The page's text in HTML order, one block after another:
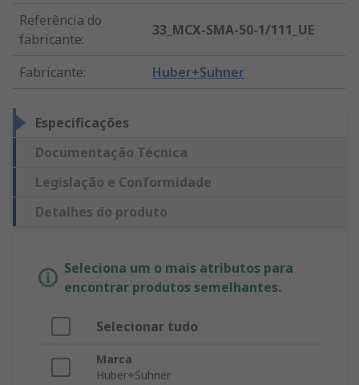
Referência do
fabricante:
33_MCX-SMA-50-1/111_UE
Fabricante: Huber+Suhner
Especificações
Documentação Técnica
Legislação e Conformidade
Detalhes do produto
Seleciona um o mais atributos para
encontrar produtos semelhantes.
Selecionar tudo
Marca
Huber+Suhner